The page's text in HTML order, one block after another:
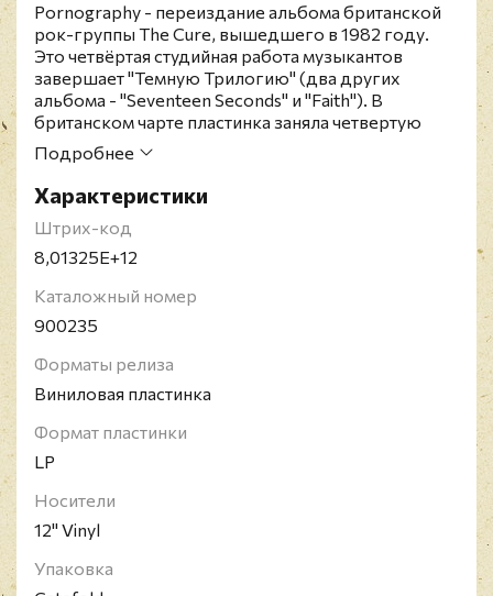
Pornography - переиздание альбома британской
рок-группы The Cure, вышедшего в 1982 году.
Это четвёртая студийная работа музыкантов
завершает "Темную Трилогию" (два других
альбома - "Seventeen Seconds" и "Faith"). В
британском чарте пластинка заняла четвертую
строчку, и теперь считается одной из наиболее
важных работ в стиле готик-рока.
Ремастированное делюкс-переиздание на
двойном черном виниле в разворотном конверте.
Содержит 8 бонусных треков. The Cure -
британская рок-группа, образованная в 1976 году
рамках движения постпанка и новой волны, их
творчество 80-х годов способствовало
стали одной из самых популярных групп в жанре
альтернативного рока. Состав часто менялся, и
только фронтмен Роберт Смит оставался
неизменным. В настоящий момент в активе
команды 13 альбомов и 39 синглов, которые
разошлись тиражом более 27 миллионов
экземпляров. Издание снято с производства!
Подробнее
Характеристики
Штрих-код
8,01325E+12
Каталожный номер
900235
Форматы релиза
Виниловая пластинка
Формат пластинки
LP
Носители
12" Vinyl
Упаковка